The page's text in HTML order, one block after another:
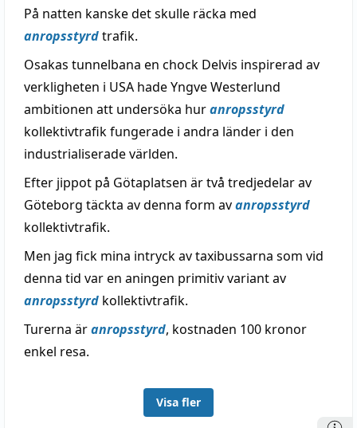
På natten kanske det skulle räcka med
anropsstyrdtrafik.
Osakas tunnelbana en chock Delvis inspirerad av
verkligheten i USA hade Yngve Westerlund
ambitionen att undersöka huranropsstyrd
kollektivtrafik fungerade i andra länder i den
industrialiserade världen.
Efter jippot på Götaplatsen är två tredjedelar av
Göteborg täckta av denna form avanropsstyrd
kollektivtrafik.
Men jag fick mina intryck av taxibussarna som vid
denna tid var en aningen primitiv variant av
anropsstyrd kollektivtrafik.
Turerna äranropsstyrd, kostnaden 100 kronor
enkel resa.
Visa fler